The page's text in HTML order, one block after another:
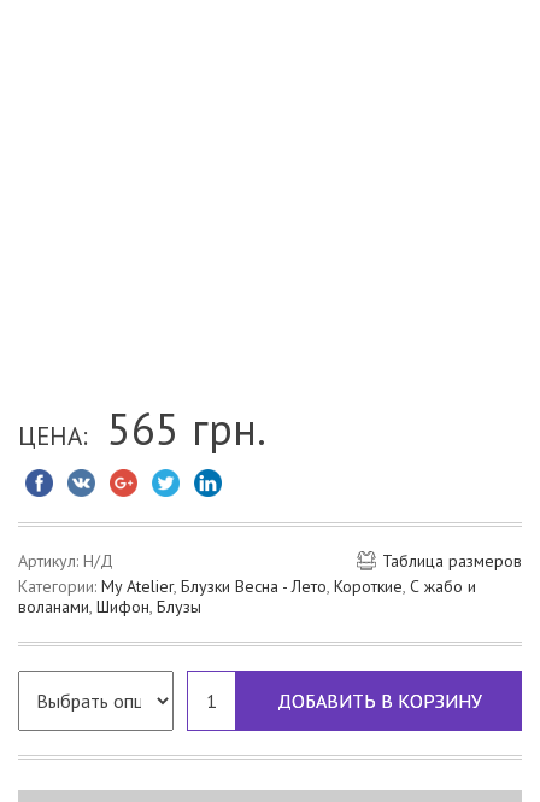
ЦЕНА: 565 грн.
Таблица размеров
Артикул: Н/Д
Категории: My Atelier, Блузки Весна - Лето, Короткие, С жабо и
воланами, Шифон, Блузы
ДОБАВИТЬ В КОРЗИНУ